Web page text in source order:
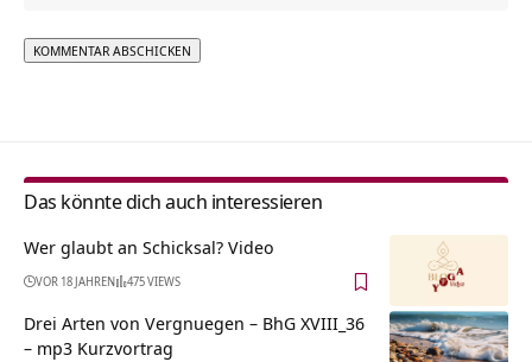
Das könnte dich auch interessieren
Wer glaubt an Schicksal? Video
VOR 18 JAHREN 475 VIEWS
Drei Arten von Vergnuegen – BhG XVIII_36
– mp3 Kurzvortrag